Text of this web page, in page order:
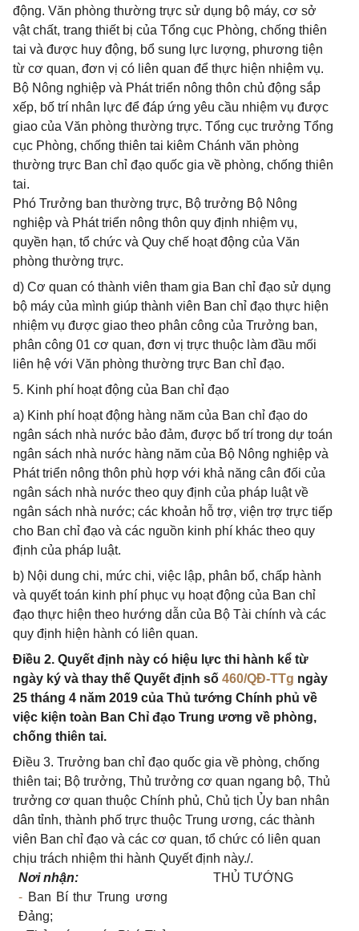
động. Văn phòng thường trực sử dụng bộ máy, cơ sở
vật chất, trang thiết bị của Tổng cục Phòng, chống thiên
tai và được huy động, bổ sung lực lượng, phương tiện
từ cơ quan, đơn vị có liên quan để thực hiện nhiệm vụ.
Bộ Nông nghiệp và Phát triển nông thôn chủ động sắp
xếp, bố trí nhân lực để đáp ứng yêu cầu nhiệm vụ được
giao của Văn phòng thường trực. Tổng cục trưởng Tổng
cục Phòng, chống thiên tai kiêm Chánh văn phòng
thường trực Ban chỉ đạo quốc gia về phòng, chống thiên
tai.
Phó Trưởng ban thường trực, Bộ trưởng Bộ Nông
nghiệp và Phát triển nông thôn quy định nhiệm vụ,
quyền hạn, tổ chức và Quy chế hoạt động của Văn
phòng thường trực.
d) Cơ quan có thành viên tham gia Ban chỉ đạo sử dụng
bộ máy của mình giúp thành viên Ban chỉ đạo thực hiện
nhiệm vụ được giao theo phân công của Trưởng ban,
phân công 01 cơ quan, đơn vị trực thuộc làm đầu mối
liên hệ với Văn phòng thường trực Ban chỉ đạo.
5. Kinh phí hoạt động của Ban chỉ đạo
a) Kinh phí hoạt động hàng năm của Ban chỉ đạo do
ngân sách nhà nước bảo đảm, được bố trí trong dự toán
ngân sách nhà nước hàng năm của Bộ Nông nghiệp và
Phát triển nông thôn phù hợp với khả năng cân đối của
ngân sách nhà nước theo quy định của pháp luật về
ngân sách nhà nước; các khoản hỗ trợ, viện trợ trực tiếp
cho Ban chỉ đạo và các nguồn kinh phí khác theo quy
định của pháp luật.
b) Nội dung chi, mức chi, việc lập, phân bổ, chấp hành
và quyết toán kinh phí phục vụ hoạt động của Ban chỉ
đạo thực hiện theo hướng dẫn của Bộ Tài chính và các
quy định hiện hành có liên quan.
Điều 2. Quyết định này có hiệu lực thi hành kể từ
ngày ký và thay thế Quyết định số 460/QĐ-TTg ngày
25 tháng 4 năm 2019 của Thủ tướng Chính phủ về
việc kiện toàn Ban Chỉ đạo Trung ương về phòng,
chống thiên tai.
Điều 3. Trưởng ban chỉ đạo quốc gia về phòng, chống
thiên tai; Bộ trưởng, Thủ trưởng cơ quan ngang bộ, Thủ
trưởng cơ quan thuộc Chính phủ, Chủ tịch Ủy ban nhân
dân tỉnh, thành phố trực thuộc Trung ương, các thành
viên Ban chỉ đạo và các cơ quan, tổ chức có liên quan
chịu trách nhiệm thi hành Quyết định này./.
Nơi nhận:
- Ban Bí thư Trung ương
Đảng;
THỦ TƯỚNG